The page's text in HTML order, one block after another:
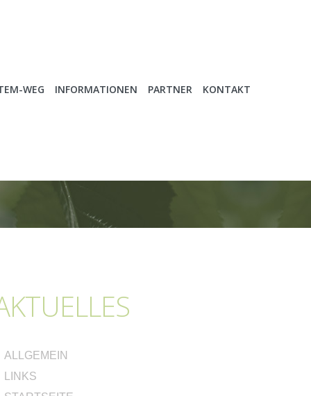
WEG INFORMATIONEN PARTNER KONTAKT
ALLGEMEIN
LINKS